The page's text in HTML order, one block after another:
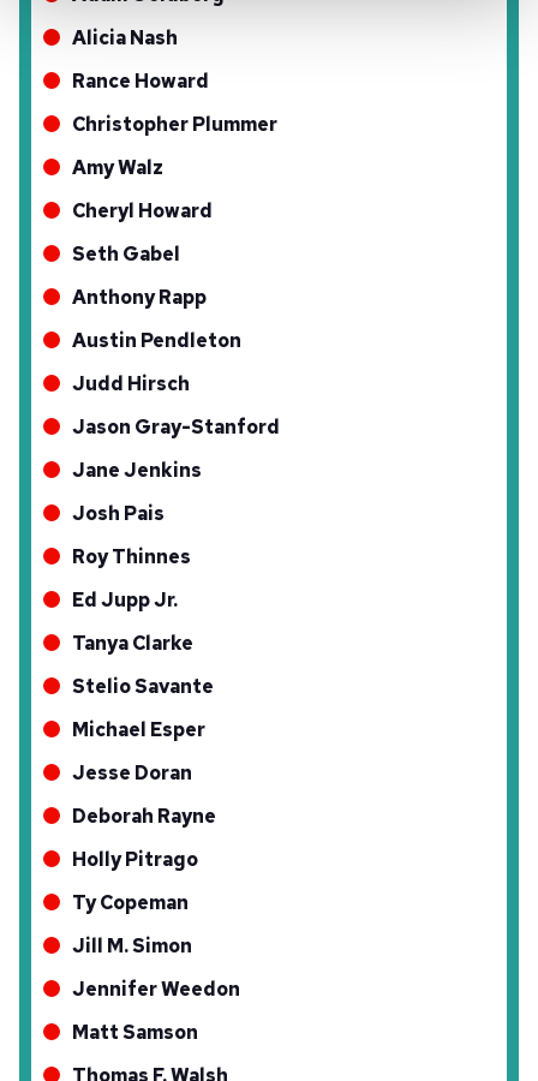
Her halükârda, kullanıcılar, bu çerezlere izin vermedikleri
gösterilmeyecektir."
Sitemizde kendimize ve üçüncü kişilere ait çerezler
kullanılmaktadır. Bu çerezler vasıtasıyla çeşitli kişisel
toplumu hizmetlerinin sunulması amacıyla
kullanılmaktadır. Diğer çerezler, sitemizin daha işlevsel
reklam/pazarlama faaliyetlerinin yapılması, amaçlarıyla
sınırlı olarak açık rızanız dahilinde kullanılacaktır.
Çerezlere ilişkin tercihlerinizi aşağıda yer alan panel
vasıtasıyla belirleyebilirsiniz. Çerezlere ilişkin detaylı bilgi
Metnimiziziyaret edebilirsiniz.
hazırlanmış Aydınlatma Metnimizi okumak ve sitemizde
ilgili mevzuata uygun olarak kullanılan çerezlerle ilgili bilgi
Alicia Nash
Rance Howard
Christopher Plummer
Amy Walz
Cheryl Howard
Seth Gabel
Anthony Rapp
Austin Pendleton
Judd Hirsch
Jason Gray-Stanford
Jane Jenkins
Josh Pais
Roy Thinnes
Ed Jupp Jr.
Tanya Clarke
Stelio Savante
Michael Esper
Jesse Doran
Deborah Rayne
Holly Pitrago
Ty Copeman
Jill M. Simon
Jennifer Weedon
Matt Samson
Thomas F. Walsh